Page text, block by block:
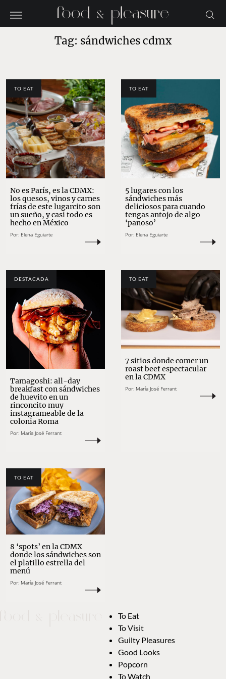
Tag: sándwiches cdmx
TO EAT
No es París, es la CDMX:
los quesos, vinos y carnes
frías de este lugarcito son
un sueño, y casi todo es
hecho en México
Por: Elena Eguiarte
TO EAT
5 lugares con los
sándwiches más
deliciosos para cuando
tengas antojo de algo
‘panoso’
Por: Elena Eguiarte
DESTACADA
Tamagoshi: all-day
breakfast con sándwiches
de huevito en un
rinconcito muy
instagrameable de la
colonia Roma
Por: María José Ferrant
TO EAT
7 sitios donde comer un
roast beef espectacular
en la CDMX
Por: María José Ferrant
TO EAT
8 ‘spots’ en la CDMX
donde los sándwiches son
el platillo estrella del
menú
Por: María José Ferrant
To Eat
To Visit
Guilty Pleasures
Good Looks
Popcorn
To Watch